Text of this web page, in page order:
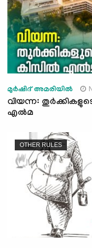
മുര്‍ഷിദ് അമരിയില്‍
വിയന്ന:
എൽമ
OTHER RULES